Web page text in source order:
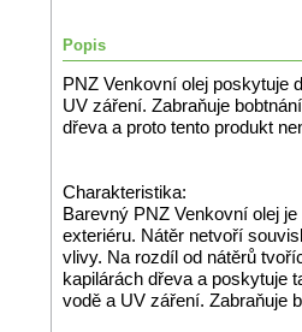
Popis
PNZ Venkovní olej poskytuje
UV záření. Zabraňuje
dřeva a proto tento produkt
Charakteristika:
Barevný PNZ Venkovní olej
exteriéru. Nátěr netvoří
vlivy. Na rozdíl od nátěrů
kapilárách dřeva a poskytuje
vodě a UV záření. Zabraňuje